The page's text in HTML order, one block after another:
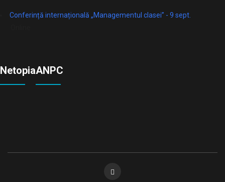
Conferință internațională „Managementul clasei” - 9 sept.
NetopiaANPC